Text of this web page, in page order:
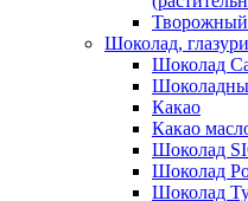
Шоколад,
Шоколад
Какао
Какао
Шоколад
Шоколад
Шоколад